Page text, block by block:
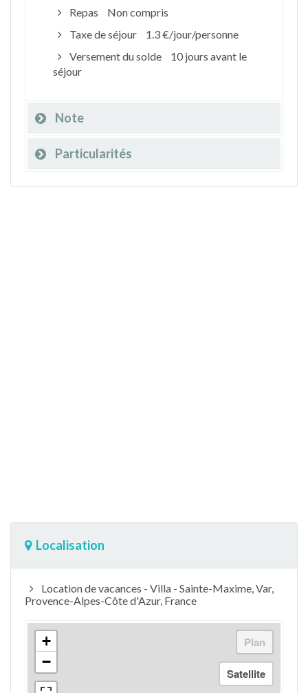
Repas
Non compris
Taxe de séjour
1.3 €/jour/personne
Versement du solde
10 jours avant le
séjour
Note
Particularités
Localisation
Location de vacances - Villa - Sainte-Maxime, Var,
Provence-Alpes-Côte d'Azur, France
+
−